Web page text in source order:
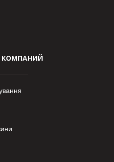
КОМПАНИЙ